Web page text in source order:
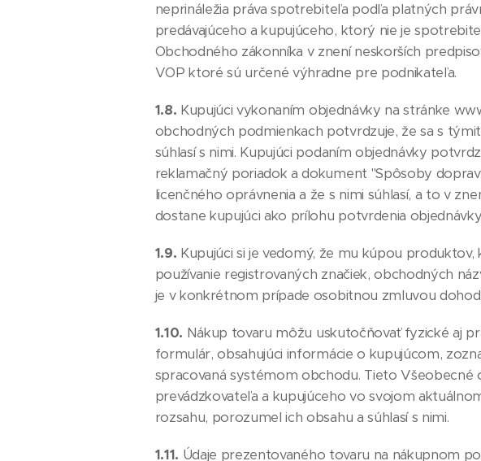
neprináležia práva spotrebiteľa podľa platných
predávajúceho a kupujúceho, ktorý nie je
Obchodného zákonníka v znení neskorších
VOP ktoré sú určené výhradne pre podnikateľa.
1.8. Kupujúci vykonaním objednávky na stránke
obchodných podmienkach potvrdzuje, že sa s
súhlasí s nimi. Kupujúci podaním objednávky
reklamačný poriadok a dokument "Spôsoby
licenčného oprávnenia a že s nimi súhlasí, a to v
dostane kupujúci ako prílohu potvrdenia
1.9. Kupujúci si je vedomý, že mu kúpou
používanie registrovaných značiek, obchodných
je v konkrétnom prípade osobitnou zmluvou
1.10. Nákup tovaru môžu uskutočňovať fyzické aj
formulár, obsahujúci informácie o kupujúcom,
spracovaná systémom obchodu. Tieto Všeobecné
prevádzkovateľa a kupujúceho vo svojom
rozsahu, porozumel ich obsahu a súhlasí s nimi.
1.11. Údaje prezentovaného tovaru na nákupnom